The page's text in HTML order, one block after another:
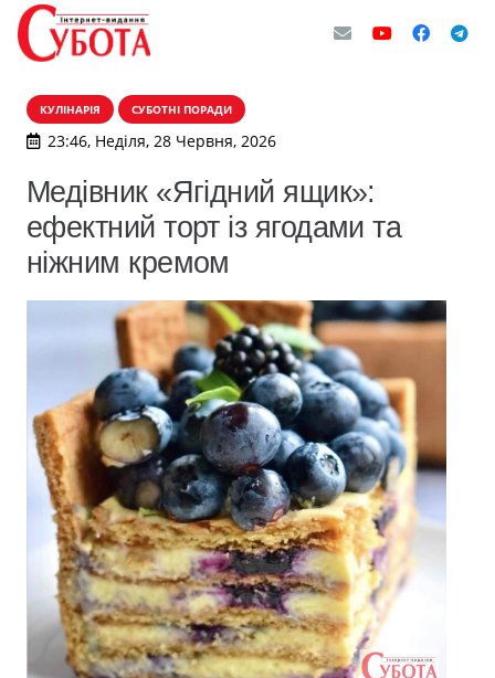
КУЛІНАРІЯ СУБОТНІ ПОРАДИ
23:46, Неділя, 28 Червня, 2026
Медівник «Ягідний ящик»:
ефектний торт із ягодами та
ніжним кремом